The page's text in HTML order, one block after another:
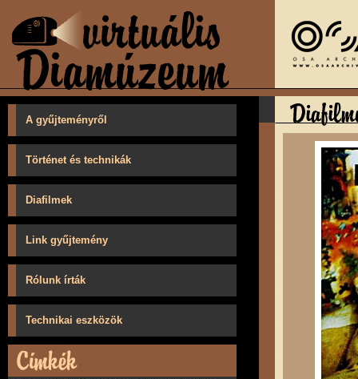
A gyűjteményről
Történet és technikák
Diafilmek
Link gyűjtemény
Rólunk írták
Technikai eszközök